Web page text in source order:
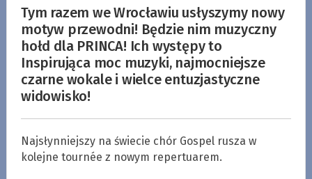
Tym razem we Wrocławiu usłyszymy nowy
motyw przewodni! Będzie nim muzyczny
hołd dla PRINCA! Ich występy to
Inspirująca moc muzyki, najmocniejsze
czarne wokale i wielce entuzjastyczne
widowisko!
Najsłynniejszy na świecie chór Gospel rusza w
kolejne tournée z nowym repertuarem.